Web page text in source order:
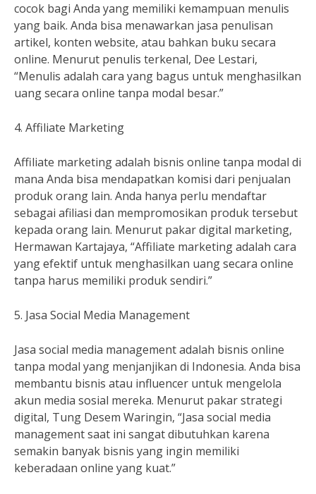
cocok bagi Anda yang memiliki kemampuan menulis
yang baik. Anda bisa menawarkan jasa penulisan
artikel, konten website, atau bahkan buku secara
online. Menurut penulis terkenal, Dee Lestari,
“Menulis adalah cara yang bagus untuk menghasilkan
uang secara online tanpa modal besar.”
4. Affiliate Marketing
Affiliate marketing adalah bisnis online tanpa modal di
mana Anda bisa mendapatkan komisi dari penjualan
produk orang lain. Anda hanya perlu mendaftar
sebagai afiliasi dan mempromosikan produk tersebut
kepada orang lain. Menurut pakar digital marketing,
Hermawan Kartajaya, “Affiliate marketing adalah cara
yang efektif untuk menghasilkan uang secara online
tanpa harus memiliki produk sendiri.”
5. Jasa Social Media Management
Jasa social media management adalah bisnis online
tanpa modal yang menjanjikan di Indonesia. Anda bisa
membantu bisnis atau influencer untuk mengelola
akun media sosial mereka. Menurut pakar strategi
digital, Tung Desem Waringin, “Jasa social media
management saat ini sangat dibutuhkan karena
semakin banyak bisnis yang ingin memiliki
keberadaan online yang kuat.”